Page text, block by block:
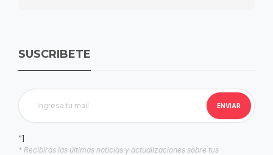
SUSCRIBETE
"]
* Recibirás las últimas noticias y actualizaciones sobre tus